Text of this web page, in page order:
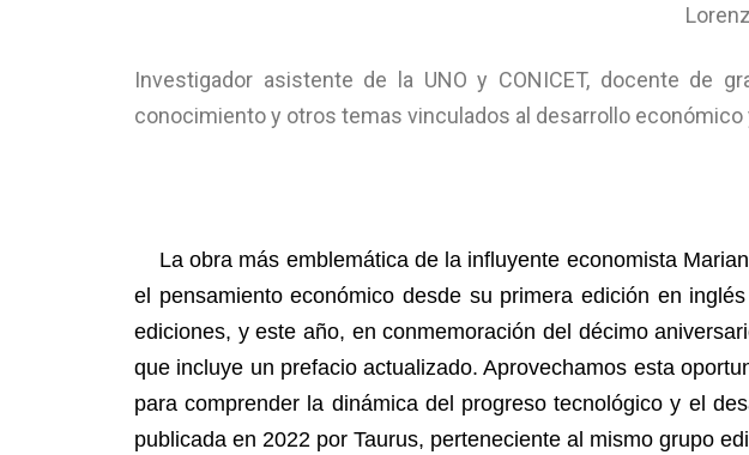
Lorenzo
Investigador asistente de la UNO y CONICET, docente de
conocimiento y otros temas vinculados al desarrollo económico
La obra más emblemática de la influyente economista
el pensamiento económico desde su primera edición en
ediciones, y este año, en conmemoración del décimo
que incluye un prefacio actualizado. Aprovechamos esta
para comprender la dinámica del progreso tecnológico y el
publicada en 2022 por Taurus, perteneciente al mismo grupo